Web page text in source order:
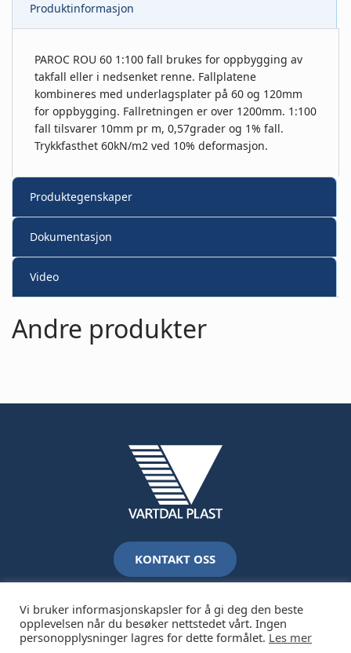
Produktinformasjon
PAROC ROU 60 1:100 fall brukes for oppbygging av
takfall eller i nedsenket renne. Fallplatene
kombineres med underlagsplater på 60 og 120mm
for oppbygging. Fallretningen er over 1200mm. 1:100
fall tilsvarer 10mm pr m, 0,57grader og 1% fall.
Trykkfasthet 60kN/m2 ved 10% deformasjon.
Produktegenskaper
Dokumentasjon
Video
Andre produkter
KONTAKT OSS
Vi bruker informasjonskapsler for å gi deg den beste
opplevelsen når du besøker nettstedet vårt. Ingen
personopplysninger lagres for dette formålet. Les mer